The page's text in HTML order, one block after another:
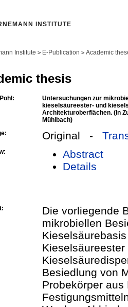
INSTITUTE
Institute > E-Publication > Academic
thesis
Untersuchungen zur
kieselsäureester- und
Architekturoberflächen. (In
Mühlbach)
Original -
Abstract
Details
Die vorliegende
mikrobiellen
Besiedlung von
Probekörper